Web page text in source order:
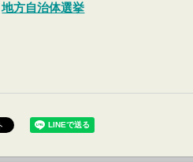
地方自治体選挙